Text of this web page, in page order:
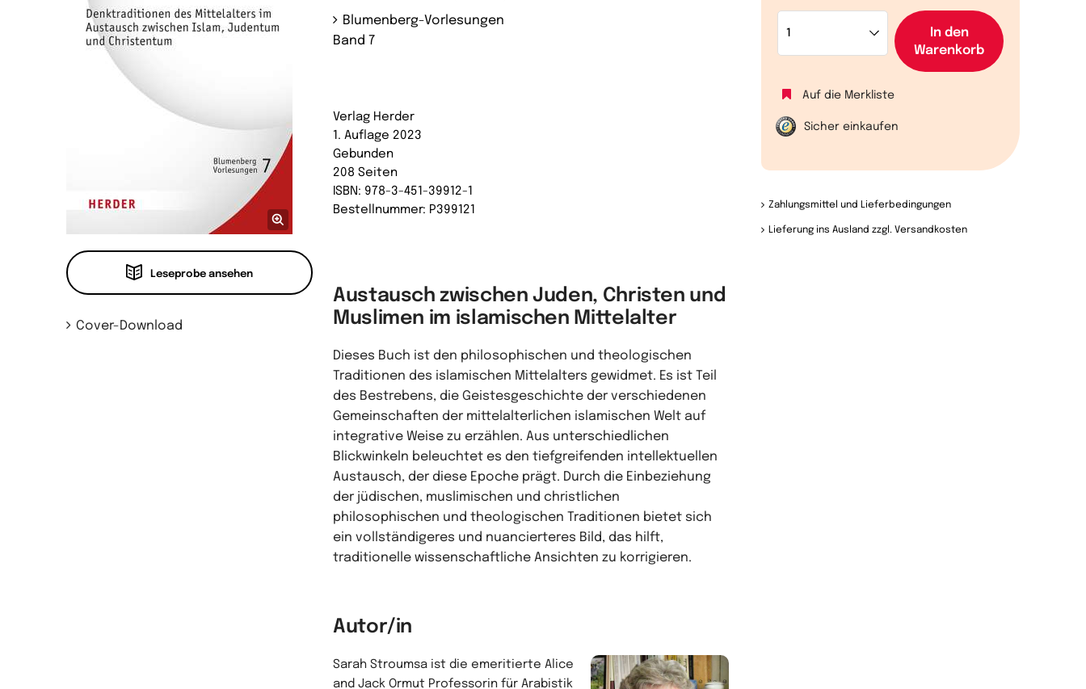
Leseprobe ansehen
Cover-Download
In den
Warenkorb
Auf die Merkliste
Sicher einkaufen
Zahlungsmittel und Lieferbedingungen
Lieferung ins Ausland zzgl. Versandkosten
Blumenberg-Vorlesungen
Band 7
Verlag Herder
1. Auflage 2023
Gebunden
208 Seiten
ISBN: 978-3-451-39912-1
Bestellnummer: P399121
Austausch zwischen Juden, Christen und
Muslimen im islamischen Mittelalter
Dieses Buch ist den philosophischen und theologischen
Traditionen des islamischen Mittelalters gewidmet. Es ist Teil
des Bestrebens, die Geistesgeschichte der verschiedenen
Gemeinschaften der mittelalterlichen islamischen Welt auf
integrative Weise zu erzählen. Aus unterschiedlichen
Blickwinkeln beleuchtet es den tiefgreifenden intellektuellen
Austausch, der diese Epoche prägt. Durch die Einbeziehung
der jüdischen, muslimischen und christlichen
philosophischen und theologischen Traditionen bietet sich
ein vollständigeres und nuancierteres Bild, das hilft,
traditionelle wissenschaftliche Ansichten zu korrigieren.
Autor/in
Sarah Stroumsa ist die emeritierte Alice
and Jack Ormut Professorin für Arabistik